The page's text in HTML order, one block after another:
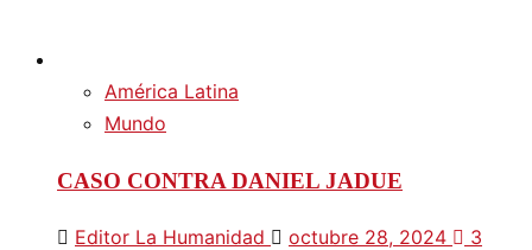
América Latina
Mundo
CASO CONTRA DANIEL JADUE
Editor La Humanidad octubre 28, 2024 3